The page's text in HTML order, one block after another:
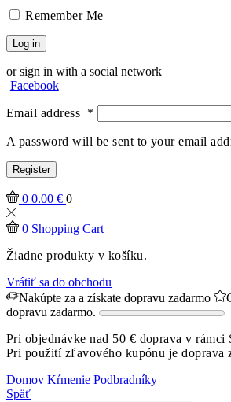
Remember Me
Log in
or sign in with a social network
Facebook
Email address *
A password will be sent to your email
Register
0 0.00 € 0
0 Shopping Cart
Žiadne produkty v košíku.
Vrátiť sa do obchodu
Nakúpte za a získate dopravu zadarmo
dopravu zadarmo.
Pri objednávke nad 50 € doprava v rámci
Pri použití zľavového kupónu je doprava
Domov Kŕmenie Podbradníky
Späť